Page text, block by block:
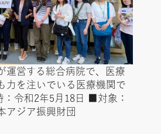
運営する総合病院で、医療
力を注いでいる医療機関で
令和2年5月18日 ■対象：
アジア振興財団